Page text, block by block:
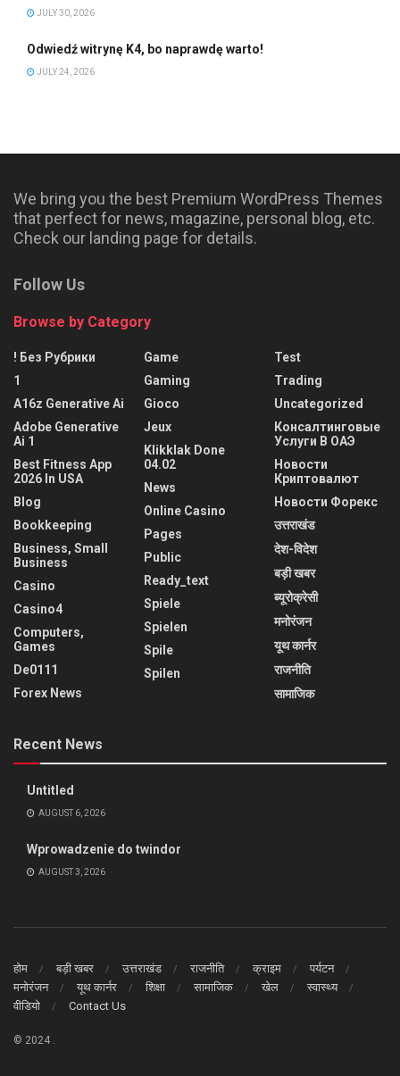
JULY 30, 2026
Odwiedź witrynę K4, bo naprawdę warto!
JULY 24, 2026
We bring you the best Premium WordPress Themes
that perfect for news, magazine, personal blog, etc.
Check our landing page for details.
Follow Us
Browse by Category
! Без Рубрики
1
A16z Generative Ai
Adobe Generative
Ai 1
Best Fitness App
2026 In USA
Blog
Bookkeeping
Business, Small
Business
Casino
Casino4
Computers,
Games
De0111
Forex News
Game
Gaming
Gioco
Jeux
Klikklak Done
04.02
News
Online Casino
Pages
Public
Ready_text
Spiele
Spielen
Spile
Spilen
Test
Trading
Uncategorized
Консалтинговые
Услуги В ОАЭ
Новости
Криптовалют
Новости Форекс
उत्तराखंड
देश-विदेश
बड़ी खबर
ब्यूरोक्रेसी
मनोरंजन
यूथ कार्नर
राजनीति
सामाजिक
Recent News
Untitled
AUGUST 6, 2026
Wprowadzenie do twindor
AUGUST 3, 2026
होम बड़ी खबर उत्तराखंड राजनीति क्राइम
पर्यटन
मनोरंजन
यूथ कार्नर शिक्षा सामाजिक खेल
स्वास्थ्य
वीडियो
Contact Us
© 2024